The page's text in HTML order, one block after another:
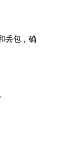
丢包，确